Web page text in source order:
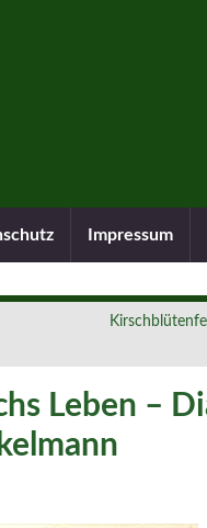
Impressum
Leben –